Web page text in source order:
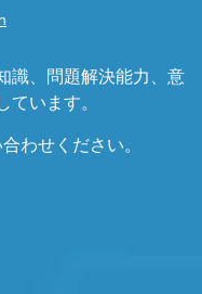
識、問題解決能力、意
います。
わせください。